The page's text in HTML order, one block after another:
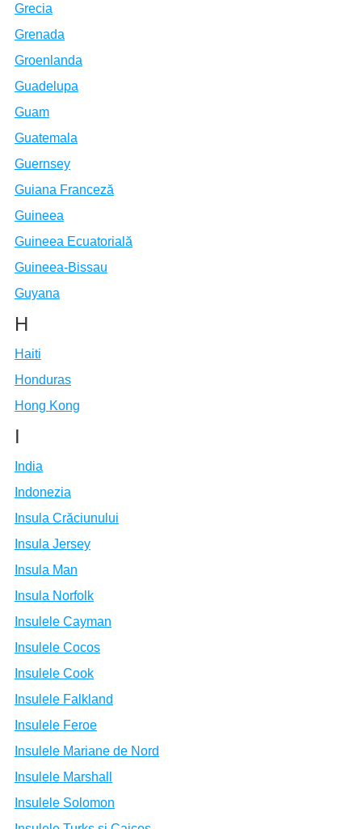
Grecia
Grenada
Groenlanda
Guadelupa
Guam
Guatemala
Guernsey
Guiana Franceză
Guineea
Guineea Ecuatorială
Guineea-Bissau
Guyana
H
Haiti
Honduras
Hong Kong
I
India
Indonezia
Insula Crăciunului
Insula Jersey
Insula Man
Insula Norfolk
Insulele Cayman
Insulele Cocos
Insulele Cook
Insulele Falkland
Insulele Feroe
Insulele Mariane de Nord
Insulele Marshall
Insulele Solomon